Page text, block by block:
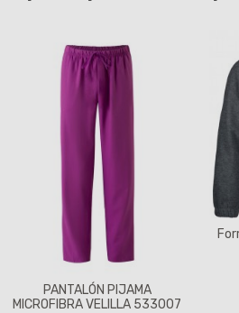
PANTALÓN PIJAMA
MICROFIBRA VELILLA 533007